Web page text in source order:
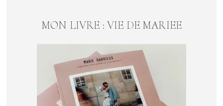
MON LIVRE : VIE DE MARIEE